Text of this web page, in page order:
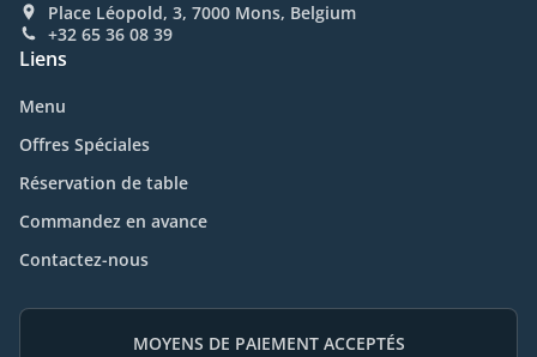
Place Léopold, 3, 7000 Mons, Belgium
+32 65 36 08 39
Liens
Menu
Offres Spéciales
Réservation de table
Commandez en avance
Contactez-nous
MOYENS DE PAIEMENT ACCEPTÉS